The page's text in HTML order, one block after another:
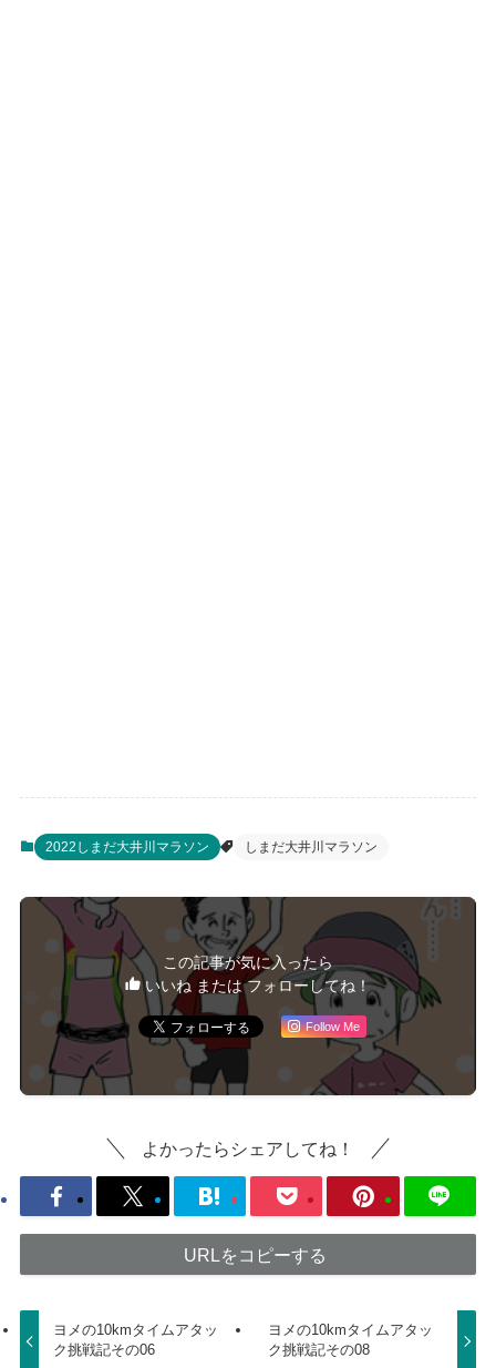
2022しまだ大井川マラソン しまだ大井川マラソン
この記事が気に入ったら
いいね または フォローしてね！
Follow Me
よかったらシェアしてね！
URLをコピーする
ヨメの10kmタイムアタッ
ク挑戦記その06
ヨメの10kmタイムアタッ
ク挑戦記その08